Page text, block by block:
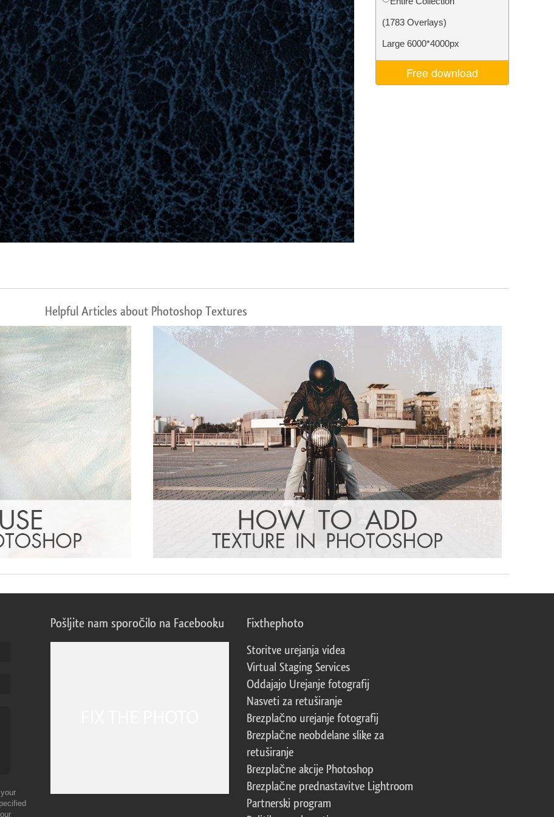
fotografij izdelka Urejanje fotografij nakita Podatki za usposabljanje AI Video Editing Services
(1783 Overlays)
Large 6000*4000px
Free download
Helpful Articles about Photoshop Textures
Pošljite nam sporočilo na Facebooku Fixthephoto
Storitve urejanja videa
Virtual Staging Services
Oddajajo Urejanje fotografij
Nasveti za retuširanje
Brezplačno urejanje fotografij
Brezplačne neobdelane slike za
retuširanje
Brezplačne akcije Photoshop
Brezplačne prednastavitve Lightroom
Partnerski program